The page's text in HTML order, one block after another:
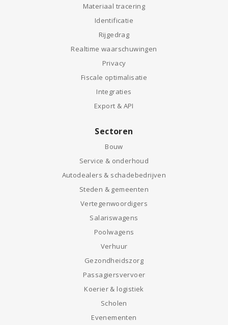
Materiaal tracering
Identificatie
Rijgedrag
Realtime waarschuwingen
Privacy
Fiscale optimalisatie
Integraties
Export & API
Sectoren
Bouw
Service & onderhoud
Autodealers & schadebedrijven
Steden & gemeenten
Vertegenwoordigers
Salariswagens
Poolwagens
Verhuur
Gezondheidszorg
Passagiersvervoer
Koerier & logistiek
Scholen
Evenementen